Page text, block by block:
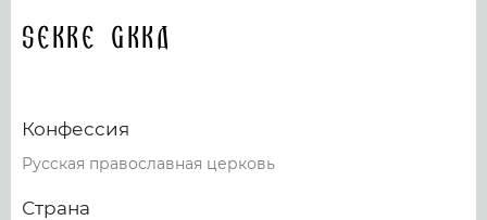
Sekre GKKD
Конфессия
Русская православная церковь
Страна